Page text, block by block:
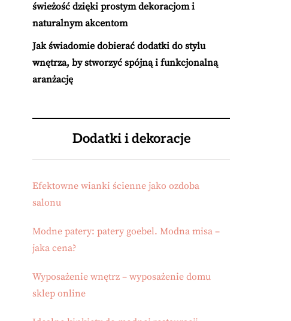
świeżość dzięki prostym dekoracjom i
naturalnym akcentom
Jak świadomie dobierać dodatki do stylu
wnętrza, by stworzyć spójną i funkcjonalną
aranżację
Dodatki i dekoracje
Efektowne wianki ścienne jako ozdoba
salonu
Modne patery: patery goebel. Modna misa –
jaka cena?
Wyposażenie wnętrz – wyposażenie domu
sklep online